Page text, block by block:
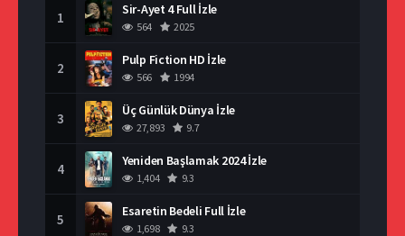
1 Sir-Ayet 4 Full İzle
564 2025
2 Pulp Fiction HD İzle
566 1994
3 Üç Günlük Dünya İzle
27,893 9.7
4 Yeniden Başlamak 2024 İzle
1,404 9.3
5 Esaretin Bedeli Full İzle
1,698 9.3